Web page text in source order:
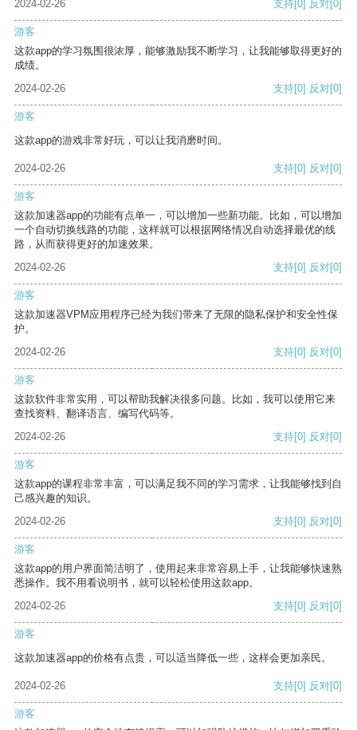
2024-02-26 支持 [0] 反对 [0]
游客
这款app的学习氛围很浓厚，能够激励我不断学习，让我能够取得更好的
成绩。
2024-02-26
支持[0] 反对[0]
游客
这款app的游戏非常好玩，可以让我消磨时间。
2024-02-26 支持[0] 反对[0]
游客
这款加速器app的功能有点单一，可以增加一些新功能。比如，可以增加
一个自动切换线路的功能，这样就可以根据网络情况自动选择最优的线
路，从而获得更好的加速效果。
2024-02-26
支持[0] 反对[0]
游客
这款加速器VPM应用程序已经为我们带来了无限的隐私保护和安全性保
护。
2024-02-26
支持[0] 反对[0]
游客
这款软件非常实用，可以帮助我解决很多问题。比如，我可以使用它来
查找资料、翻译语言、编写代码等。
2024-02-26
支持[0] 反对[0]
游客
这款app的课程非常丰富，可以满足我不同的学习需求，让我能够找到自
己感兴趣的知识。
2024-02-26
支持[0] 反对[0]
游客
这款app的用户界面简洁明了，使用起来非常容易上手，让我能够快速熟
悉操作。我不用看说明书，就可以轻松使用这款app。
2024-02-26
支持[0] 反对[0]
游客
这款加速器app的价格有点贵，可以适当降低一些，这样会更加亲民。
2024-02-26 支持[0] 反对[0]
游客